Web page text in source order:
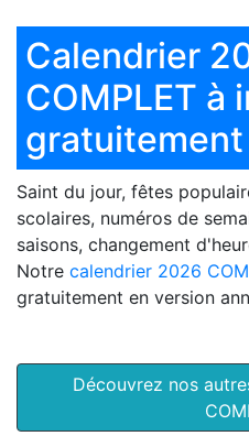
Calendrier
COMPLET à
gratuitement
Saint du jour, fêtes
scolaires, numéros de
saisons, changement
Notre calendrier 2026
gratuitement en version
Découvrez nos